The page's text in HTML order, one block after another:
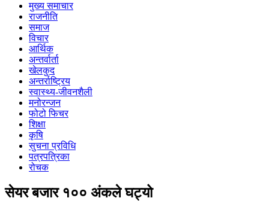
मुख्य समाचार
राजनीति
समाज
विचार
आर्थिक
अन्तर्वार्ता
खेलकुद
अन्तर्राष्ट्रिय
स्वास्थ्य-जीवनशैली
मनोरन्जन
फोटो फिचर
शिक्षा
कृषि
सुचना प्रविधि
पत्रपत्रिका
रोचक
सेयर बजार १०० अंकले घट्यो